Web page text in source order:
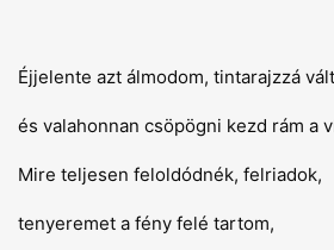
Éjjelente azt álmodom, tintarajzzá
és valahonnan csöpögni kezd rám a
Mire teljesen feloldódnék, felriadok,
tenyeremet a fény felé tartom,